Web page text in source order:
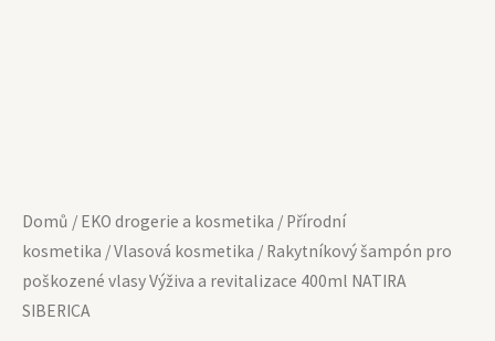
Domů / EKO drogerie a kosmetika / Přírodní
kosmetika /Vlasová kosmetika / Rakytníkový šampón pro
poškozené vlasy Výživa a revitalizace 400ml NATIRA
SIBERICA